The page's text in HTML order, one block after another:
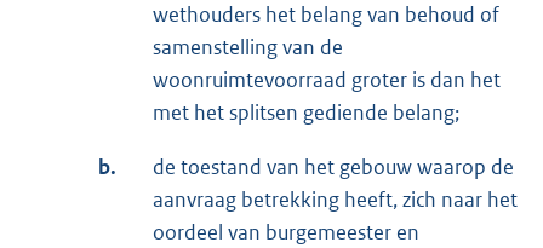
wethouders het belang van behoud of
samenstelling van de
woonruimtevoorraad groter is dan het
met het splitsen gediende belang;
b.
de toestand van het gebouw waarop de
aanvraag betrekking heeft, zich naar het
oordeel van burgemeester en